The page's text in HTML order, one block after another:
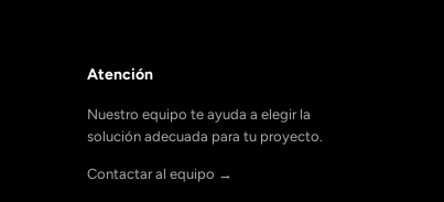
Atención
Nuestro equipo te ayuda a elegir la
solución adecuada para tu proyecto.
Contactar al equipo →